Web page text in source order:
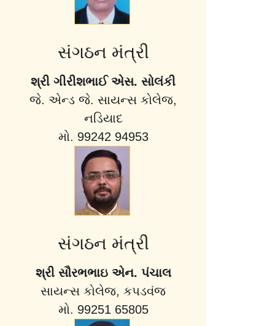
સંગઠન મંત્રી
શ્રી ગીરીશભાઈ એસ. સોલંકી
જે. એન્ડ જે. સાયન્સ કોલેજ,
નડિયાદ
મો. 99242 94953
સંગઠન મંત્રી
શ્રી સૌરભભાઇ એન. પંચાલ
સાયન્સ કોલેજ, કપડવંજ
મો. 99251 65805